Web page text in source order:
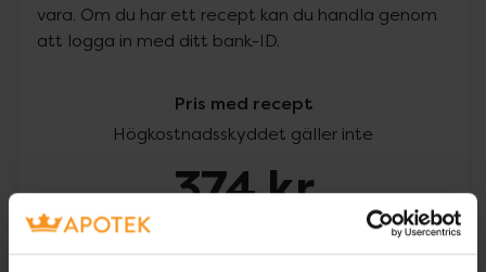
vara. Om du har ett recept kan du handla genom
att logga in med ditt bank-ID.
Pris med recept
Högkostnadsskyddet gäller inte
374 kr